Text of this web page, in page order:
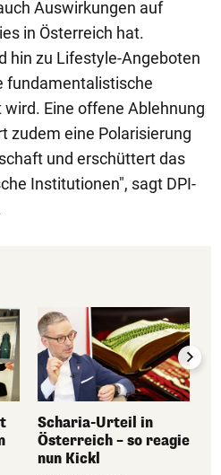
Auswirkungen auf
in Österreich hat.
hin zu Lifestyle-Angeboten
fundamentalistische
Eine offene Ablehnung
zudem eine Polarisierung
und erschüttert das
Institutionen", sagt DPI-
Scharia-Urteil in
Österreich – so reagiert
nun Kickl